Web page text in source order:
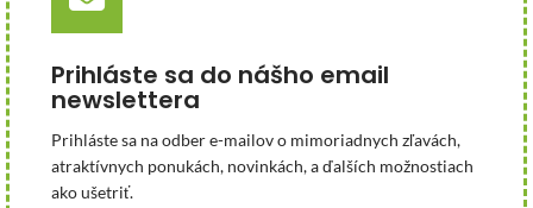
Prihláste sa do nášho email
newslettera
Prihláste sa na odber e-mailov o mimoriadnych zľavách,
atraktívnych ponukách, novinkách, a ďalších možnostiach
ako ušetriť.